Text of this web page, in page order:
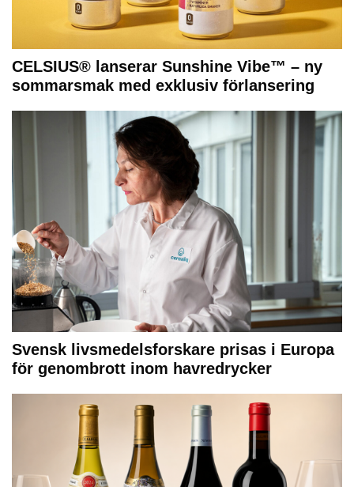
CELSIUS® lanserar Sunshine Vibe™ – ny
sommarsmak med exklusiv förlansering
Svensk livsmedelsforskare prisas i Europa
för genombrott inom havredrycker